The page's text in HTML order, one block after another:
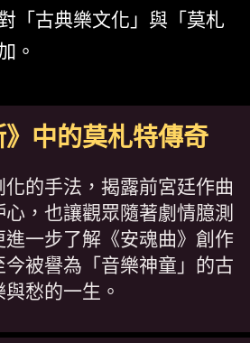
「古典樂文化」與「莫札
。
中的莫札特傳奇
的手法，揭露前宮廷作曲
，也讓觀眾隨著劇情臆測
一步了解《安魂曲》創作
被譽為「音樂神童」的古
愁的一生。